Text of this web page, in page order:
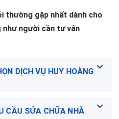
thường gặp nhất dành cho
như người cần tư vấn
DỊCH VỤ HUY HOÀNG
CẦU SỬA CHỮA NHÀ